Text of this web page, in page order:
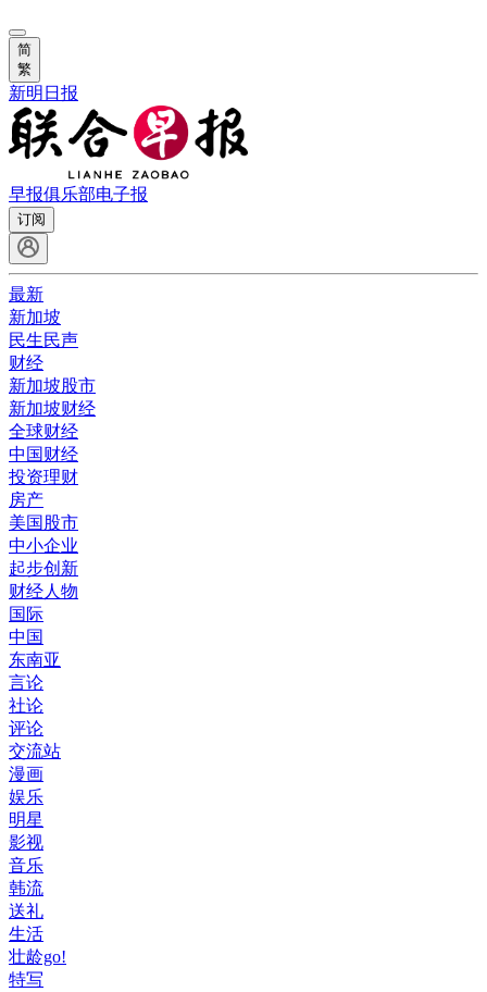
简
繁
新明日报
早报俱乐部电子报
订阅
最新
新加坡
民生民声
财经
新加坡股市
新加坡财经
全球财经
中国财经
投资理财
房产
美国股市
中小企业
起步创新
财经人物
国际
中国
东南亚
言论
社论
评论
交流站
漫画
娱乐
明星
影视
音乐
韩流
送礼
生活
壮龄go!
特写